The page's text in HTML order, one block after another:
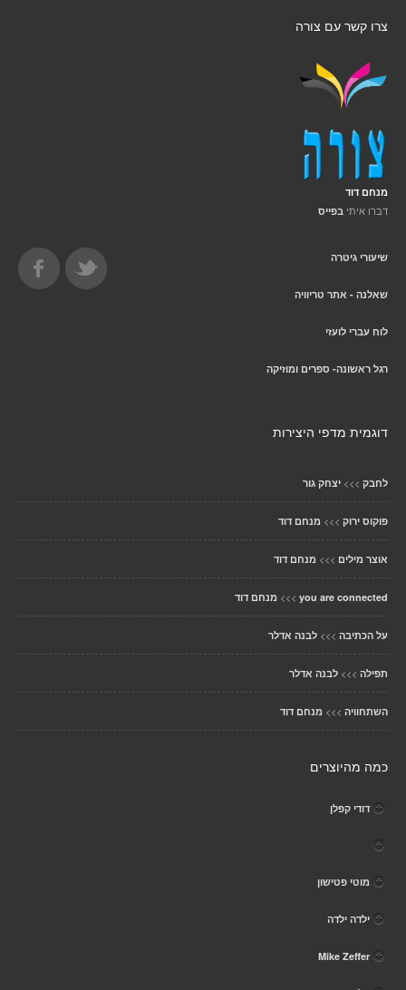
צרו קשר עם צורה
מנחם דוד
דברו איתי בפייס
שיעורי גיטרה
שאלנה - אתר טריוויה
לוח עברי לועזי
רגל ראשונה- ספרים ומוזיקה
דוגמית מדפי היצירות
לחבק >>> יצחק גור
פוקוס ירוק >>> מנחם דוד
אוצר מילים >>> מנחם דוד
you are connected
>>> מנחם דוד
על הכתיבה >>> לבנה אדלר
תפילה >>> לבנה אדלר
השתחוויה >>> מנחם דוד
כמה מהיוצרים
דודי קפלן
מוטי פטישון
ילדה ילדה
Mike Zeffer